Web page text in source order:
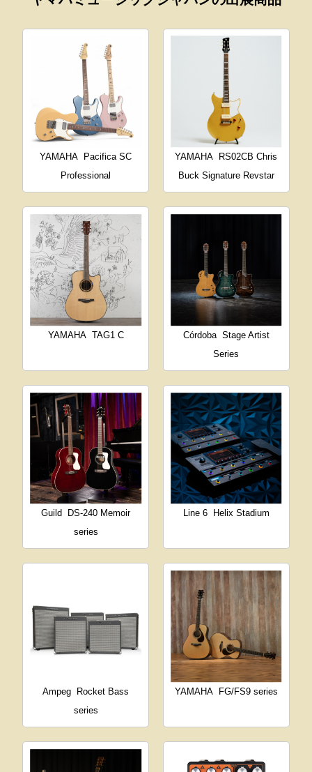
YAMAHA
Pacifica SC
Professional
YAMAHA
RS02CB Chris
Buck Signature Revstar
YAMAHA TAG1 C Córdoba Stage Artist
Series
Guild
DS-240 Memoir
series
Line 6 Helix Stadium
Ampeg
Rocket Bass
series
YAMAHA FG/FS9 series